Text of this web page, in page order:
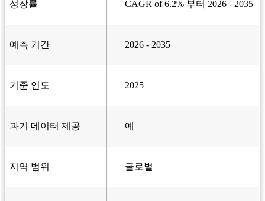
성장률 CAGR of 6.2% 부터 2026 - 2035
예측 기간 2026 - 2035
기준 연도 2025
과거 데이터 제공 예
지역 범위 글로벌